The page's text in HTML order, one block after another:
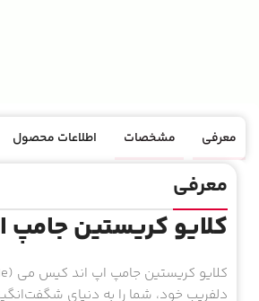
معرفی مشخصات اطلاعات محصول
معرفی
کلایو کریستین